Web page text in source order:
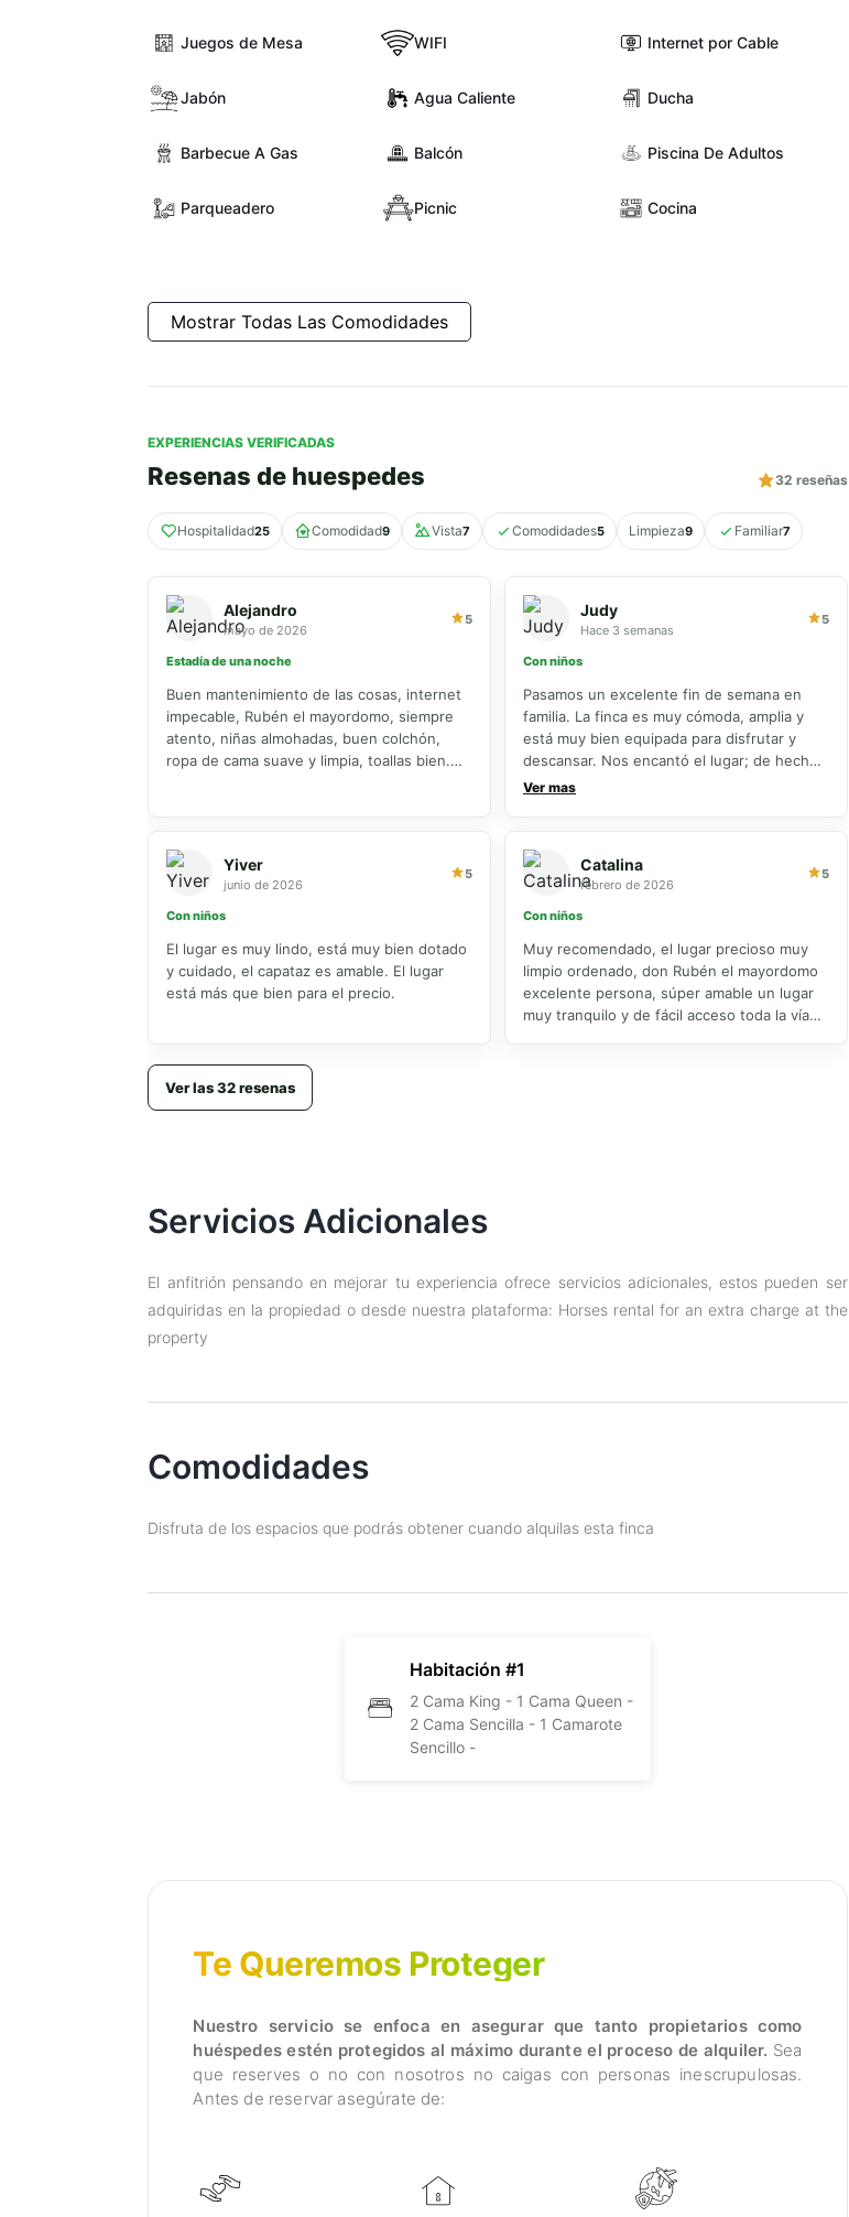
Juegos de Mesa WIFI Internet por Cable
Jabón Agua Caliente Ducha
Barbecue A Gas Balcón Piscina De Adultos
Parqueadero Picnic Cocina
Mostrar Todas Las Comodidades
EXPERIENCIAS VERIFICADAS
Resenas de huespedes 32 reseñas
Hospitalidad25 Comodidad9 Vista7 Comodidades5 Limpieza9 Familiar7
Alejandro
mayo de 2026
5
Estadía de una noche
Buen mantenimiento de las cosas, internet
impecable, Rubén el mayordomo, siempre
atento, niñas almohadas, buen colchón,
ropa de cama suave y limpia, toallas bien.
Judy
Hace 3 semanas
5
Con niños
Pasamos un excelente fin de semana en
familia. La finca es muy cómoda, amplia y
está muy bien equipada para disfrutar y
descansar. Nos encantó el lugar; de hecho,
las fotos no le hacen justicia, porque en
Rubén, quien fue muy amable, cordial y
siempre estuvo dispuesto a ayudarnos en
todo lo que necesitamos. Como única
sugerencia de mejora, sería ideal contar con
que durante la noche el calor se sintió
bastante. Sin duda, es un lugar que
recomendamos y al que regresaríamos con
mucho gusto
Ver mas
Yiver
junio de 2026
5
Con niños
El lugar es muy lindo, está muy bien dotado
y cuidado, el capataz es amable. El lugar
está más que bien para el precio.
Catalina
febrero de 2026
5
Con niños
Muy recomendado, el lugar precioso muy
limpio ordenado, don Rubén el mayordomo
excelente persona, súper amable un lugar
muy tranquilo y de fácil acceso toda la vía
Ver las 32 resenas
Servicios Adicionales
El anfitrión pensando en mejorar tu experiencia ofrece servicios adicionales, estos pueden ser
adquiridas en la propiedad o desde nuestra plataforma: Horses rental for an extra charge at the
property
Comodidades
Disfruta de los espacios que podrás obtener cuando alquilas esta finca
Habitación #1
2 Cama King - 1 Cama Queen -
2 Cama Sencilla - 1 Camarote
Sencillo -
Te Queremos Proteger
Nuestro servicio se enfoca en asegurar que tanto propietarios como
huéspedes estén protegidos al máximo durante el proceso de alquiler. Sea
que reserves o no con nosotros no caigas con personas inescrupulosas.
Antes de reservar asegúrate de: